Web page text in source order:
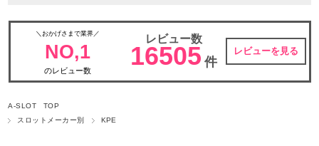
＼おかげさまで業界／
NO,1
のレビュー数
レビュー数
16505 件
レビューを見る
A-SLOT TOP
スロットメーカー別
KPE